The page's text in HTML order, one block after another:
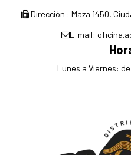
Dirección : Maza 1450,
E-mail:
Lunes a Viernes: